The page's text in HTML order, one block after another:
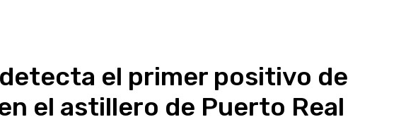
el primer positivo de
el astillero de Puerto Real